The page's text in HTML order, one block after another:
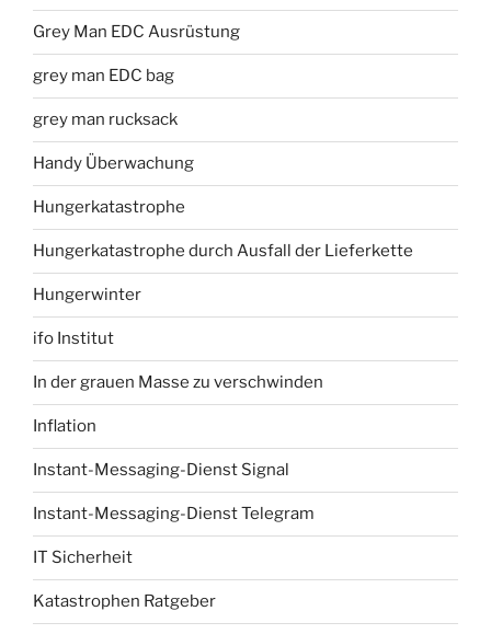
Grey Man EDC Ausrüstung
grey man EDC bag
grey man rucksack
Handy Überwachung
Hungerkatastrophe
Hungerkatastrophe durch Ausfall der Lieferkette
Hungerwinter
ifo Institut
In der grauen Masse zu verschwinden
Inflation
Instant-Messaging-Dienst Signal
Instant-Messaging-Dienst Telegram
IT Sicherheit
Katastrophen Ratgeber